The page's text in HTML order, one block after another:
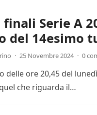
Serie A
del 14esimo
· 25 Novembre 2024 · 0
delle ore 20,45 del
che riguarda il…